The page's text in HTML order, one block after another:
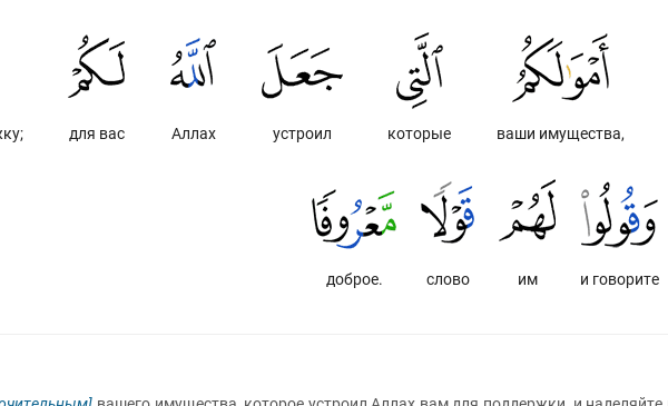
ваши имущества,
которые
устроил
Аллах
для вас
и говорите
им
слово
доброе.